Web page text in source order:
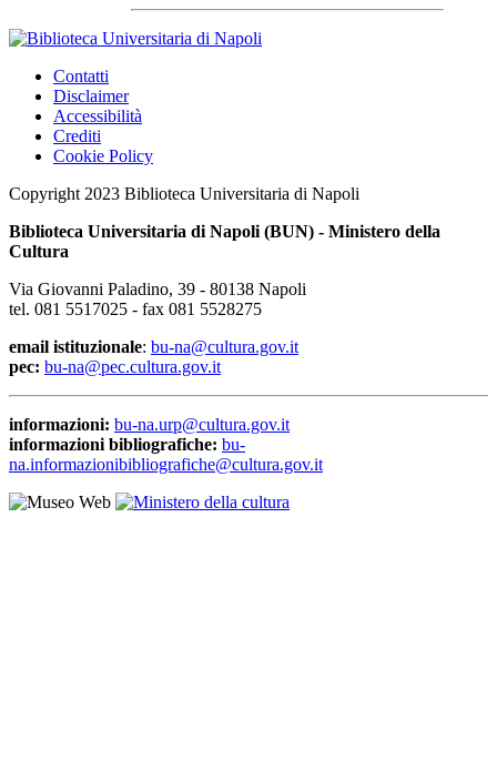
Contatti
Disclaimer
Accessibilità
Crediti
Cookie Policy
Copyright 2023 Biblioteca Universitaria di Napoli
Biblioteca Universitaria di Napoli (BUN) - Ministero della
Cultura
Via Giovanni Paladino, 39 - 80138 Napoli
tel. 081 5517025 - fax 081 5528275
email istituzionale: bu-na@cultura.gov.it
pec: bu-na@pec.cultura.gov.it
informazioni: bu-na.urp@cultura.gov.it
informazioni bibliografiche: bu-
na.informazionibibliografiche@cultura.gov.it